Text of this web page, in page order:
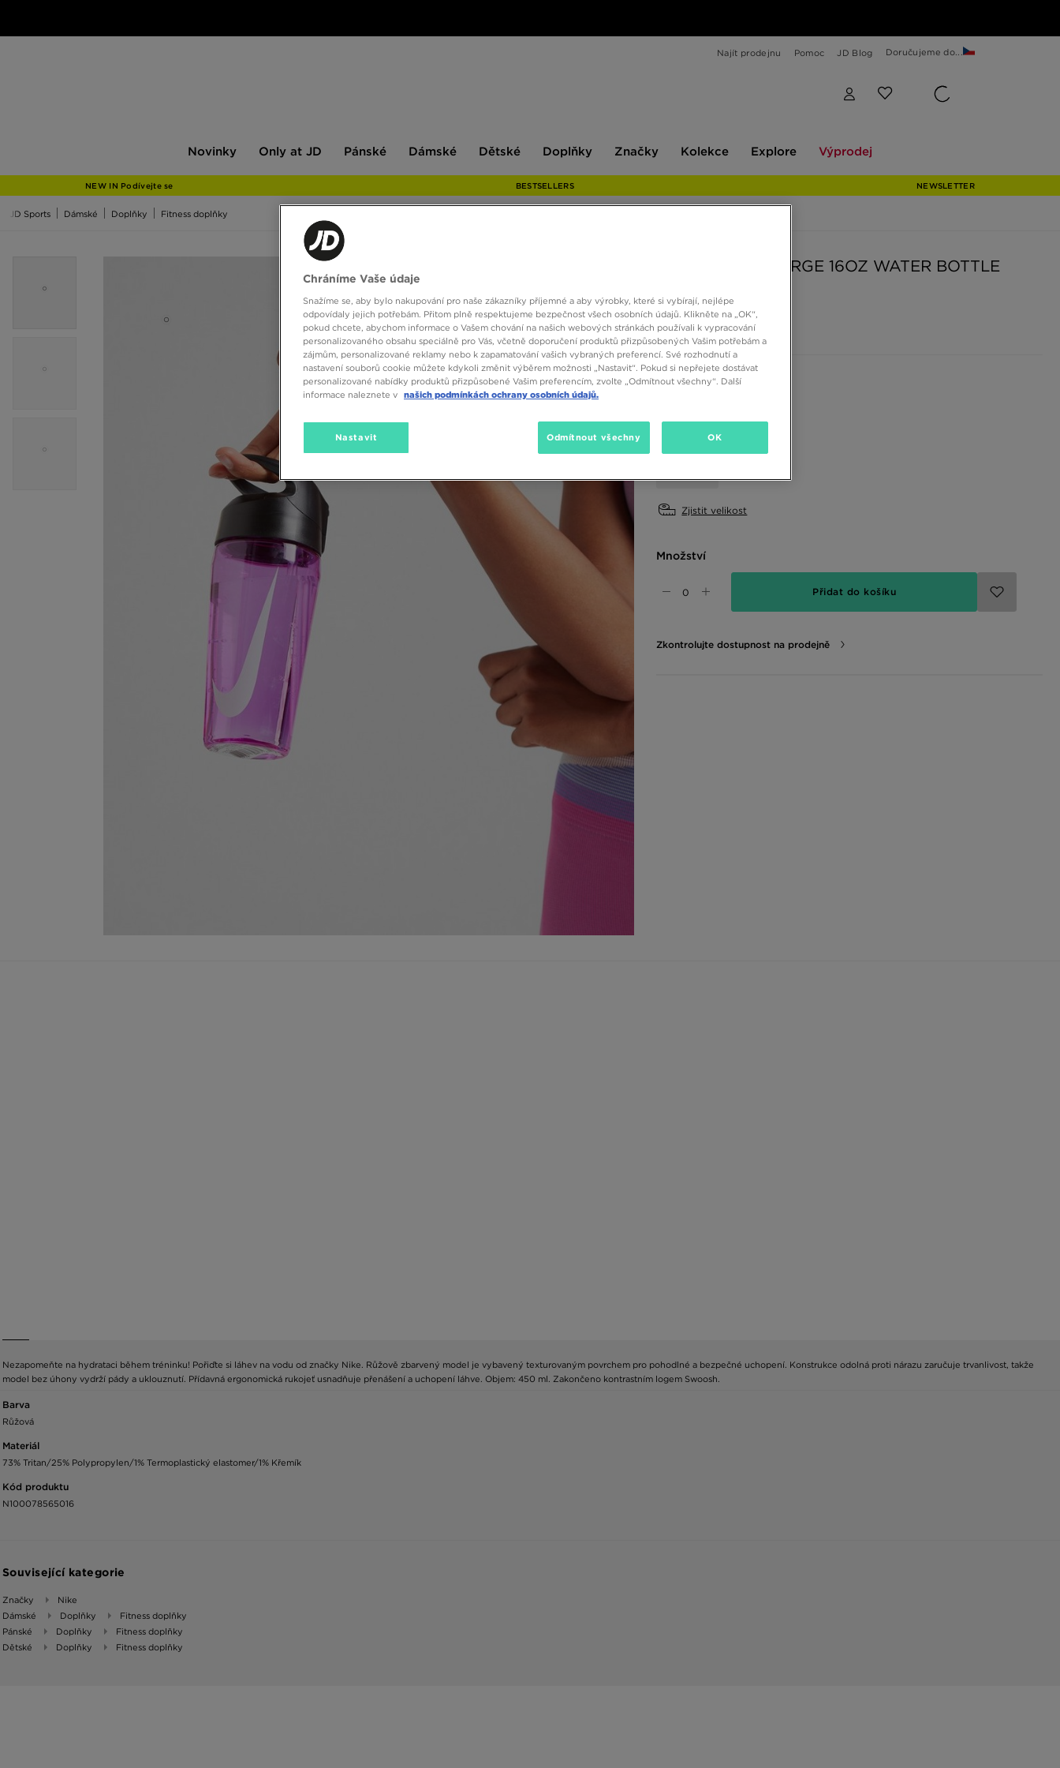
Najít prodejnu Pomoc JD Blog Doručujeme do...
Novinky
JD
Only at JD Pánské Dámské Dětské Doplňky Značky Kolekce Explore Výprodej
NEW IN Podívejte se BESTSELLERS NEWSLETTER
JD Sports Dámské Doplňky Fitness doplňky
NIKE HYPERCHARGE 16OZ WATER BOTTLE
450 Kč
Dostupné barvy
Vyberte velikost
Zjistit velikost
Množství
Přidat do košíku
Zkontrolujte dostupnost na prodejně
Nezapomeňte na hydrataci během tréninku! Pořiďte si láhev na vodu od značky Nike. Růžově zbarvený model je vybavený texturovaným povrchem pro pohodlné a bezpečné uchopení. Konstrukce odolná proti nárazu zaručuje trvanlivost, takže
model bez úhony vydrží pády a uklouznutí. Přídavná ergonomická rukojeť usnadňuje přenášení a uchopení láhve. Objem: 450 ml. Zakončeno kontrastním logem Swoosh.
Barva
Růžová
Materiál
73% Tritan/25% Polypropylen/1% Termoplastický elastomer/1% Křemík
Kód produktu
N100078565016
Související kategorie
Značky
Nike
Dámské
Doplňky
Fitness doplňky
Pánské
Doplňky
Fitness doplňky
Dětské
Doplňky Fitness doplňky
Chráníme Vaše údaje
Snažíme se, aby bylo nakupování pro naše zákazníky příjemné a aby výrobky, které si vybírají, nejlépe
odpovídaly jejich potřebám. Přitom plně respektujeme bezpečnost všech osobních údajů. Klikněte na „OK“,
pokud chcete, abychom informace o Vašem chování na našich webových stránkách používali k vypracování
personalizovaného obsahu speciálně pro Vás, včetně doporučení produktů přizpůsobených Vašim potřebám a
zájmům, personalizované reklamy nebo k zapamatování vašich vybraných preferencí. Své rozhodnutí a
nastavení souborů cookie můžete kdykoli změnit výběrem možnosti „Nastavit“. Pokud si nepřejete dostávat
personalizované nabídky produktů přizpůsobené Vašim preferencím, zvolte „Odmítnout všechny“. Další
informace naleznete v našich podmínkách ochrany osobních údajů.
Nastavit Odmítnout všechny OK